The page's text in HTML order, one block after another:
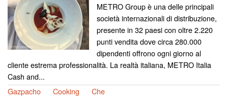
METRO Group è una delle principali
società internazionali di distribuzione,
presente in 32 paesi con oltre 2.220
punti vendita dove circa 280.000
dipendenti offrono ogni giorno al
cliente estrema professionalità. La realtà italiana, METRO Italia
Cash and...
Gazpacho
Cooking Che